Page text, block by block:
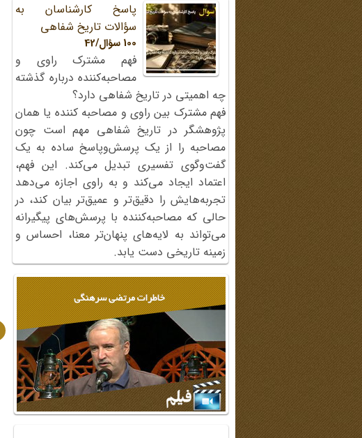
پاسخ کارشناسان به
سؤالات تاریخ شفاهی
100 سؤال/42
فهم مشترک راوی و
مصاحبه‌کننده درباره گذشته
چه اهمیتی در تاریخ شفاهی دارد؟
فهم مشترک بین راوی و مصاحبه کننده یا همان
پژوهشگر در تاریخ شفاهی مهم است چون
مصاحبه را از یک پرسش‌وپاسخ ساده به یک
گفت‌وگوی تفسیری تبدیل می‌کند. این فهم،
اعتماد ایجاد می‌کند و به راوی اجازه می‌دهد
تجربه‌هایش را دقیق‌تر و عمیق‌تر بیان کند، در
حالی که مصاحبه‌کننده با پرسش‌های پیگیرانه
می‌تواند به لایه‌های پنهان‌تر معنا، احساس و
زمینه تاریخی دست یابد.